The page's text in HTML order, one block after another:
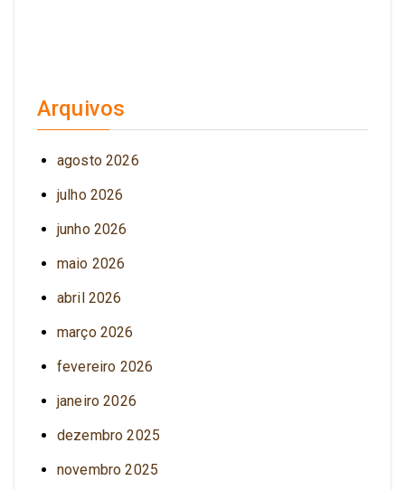
Arquivos
agosto 2026
julho 2026
junho 2026
maio 2026
abril 2026
março 2026
fevereiro 2026
janeiro 2026
dezembro 2025
novembro 2025